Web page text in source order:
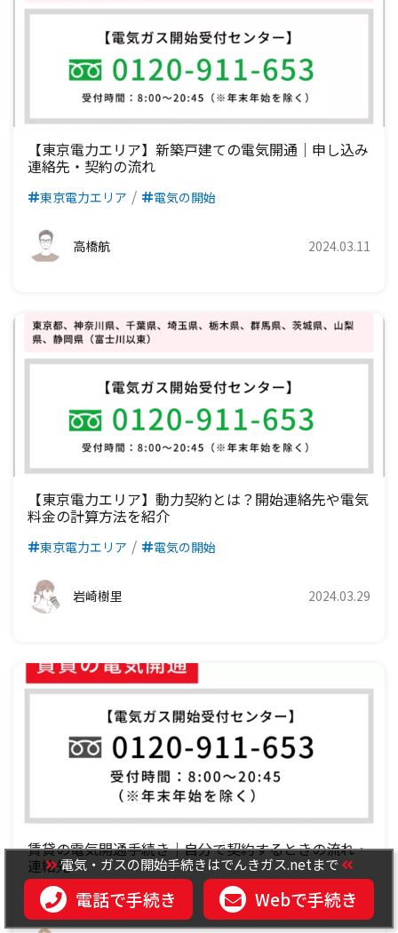
九州電力エリア
四国電力エリア
九州電力エリア
中国電力エリア
四国電力エリア
九州電力エリア
関西電力エリア
中国電力エリア
四国電力エリア
九州電力エリア
中部電力エリア
関西電力エリア
中国電力エリア
四国電力エリア
北陸電力エリア
中部電力エリア
関西電力エリア
中国電力エリア
九州電力エリア
東京電力エリア
北陸電力エリア
中部電力エリア
関西電力エリア
四国電力エリア
【東京電力エリア】新築戸建ての電気開通｜申し込み
連絡先・契約の流れ
東京電力エリア 電気の開始
高橋航 2024.03.11
【東京電力エリア】動力契約とは？開始連絡先や電気
料金の計算方法を紹介
東京電力エリア 電気の開始
岩崎樹里 2024.03.29
賃貸の電気開通手続き｜自分で契約するときの流れ・
連絡先
電気の開始
電気・ガスの開始手続きはでんきガス.netまで
電話で手続き Webで手続き